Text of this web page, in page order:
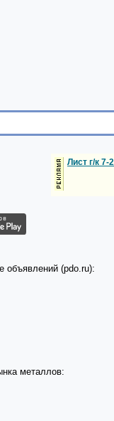
Лист г/к 7-
объявлений (pdo.ru):
металлов: